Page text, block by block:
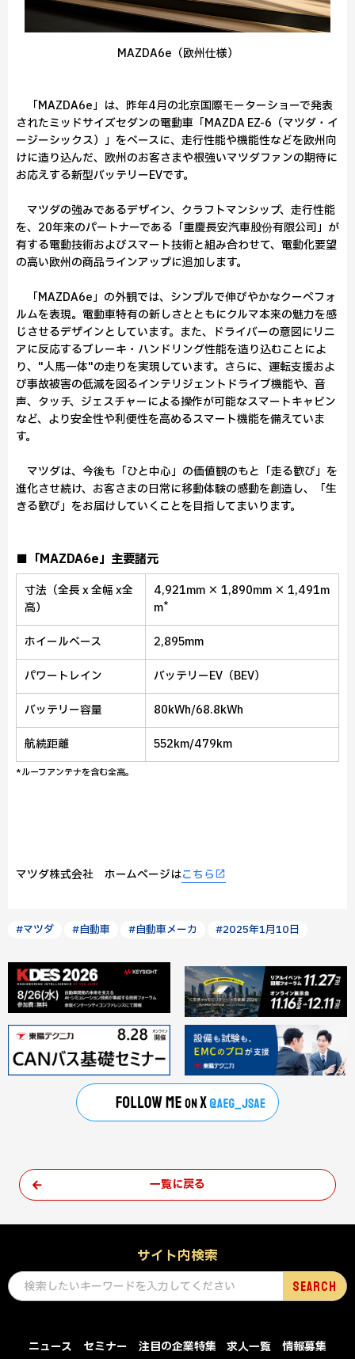
MAZDA6e（欧州仕様）
「MAZDA6e」は、昨年4月の北京国際モーターショーで発表
されたミッドサイズセダンの電動車「MAZDA EZ-6（マツダ・イ
ージーシックス）」をベースに、走行性能や機能性などを欧州向
けに造り込んだ、欧州のお客さまや根強いマツダファンの期待に
お応えする新型バッテリーEVです。
マツダの強みであるデザイン、クラフトマンシップ、走行性能
を、20年来のパートナーである「重慶長安汽車股份有限公司」が
有する電動技術およびスマート技術と組み合わせて、電動化要望
の高い欧州の商品ラインアップに追加します。
「MAZDA6e」の外観では、シンプルで伸びやかなクーペフォ
ルムを表現。電動車特有の新しさとともにクルマ本来の魅力を感
じさせるデザインとしています。また、ドライバーの意図にリニ
アに反応するブレーキ・ハンドリング性能を造り込むことによ
り、"人馬一体"の走りを実現しています。さらに、運転支援およ
び事故被害の低減を図るインテリジェントドライブ機能や、音
声、タッチ、ジェスチャーによる操作が可能なスマートキャビン
など、より安全性や利便性を高めるスマート機能を備えていま
す。
マツダは、今後も「ひと中心」の価値観のもと「走る歓び」を
進化させ続け、お客さまの日常に移動体験の感動を創造し、「生
きる歓び」をお届けしていくことを目指してまいります。
■「MAZDA6e」主要諸元
寸法（全長 x 全幅 x全
高）
4,921mm × 1,890mm × 1,491m
m*
ホイールベース 2,895mm
パワートレイン バッテリーEV（BEV）
バッテリー容量 80kWh/68.8kWh
航続距離 552km/479km
*ルーフアンテナを含む全高。
マツダ株式会社 ホームページはこちら
#マツダ #自動車 #自動車メーカ #2025年1月10日
一覧に戻る
サイト内検索
ニュース セミナー 注目の企業特集 求人一覧 情報募集